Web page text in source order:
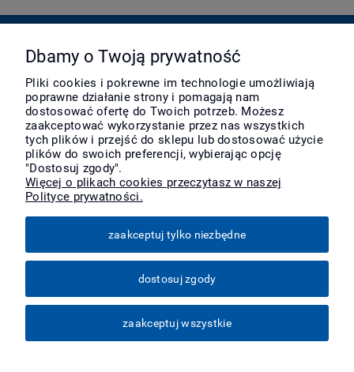
Pomoc
Moje konto
Płatności i dostawa
O nas
Więcej
Dbamy o Twoją prywatność
Pliki cookies i pokrewne im technologie umożliwiają
poprawne działanie strony i pomagają nam
dostosować ofertę do Twoich potrzeb. Możesz
zaakceptować wykorzystanie przez nas wszystkich
tych plików i przejść do sklepu lub dostosować użycie
plików do swoich preferencji, wybierając opcję
"Dostosuj zgody".
Więcej o plikach cookies przeczytasz w naszej
Polityce prywatności.
zaakceptuj tylko niezbędne
dostosuj zgody
zaakceptuj wszystkie